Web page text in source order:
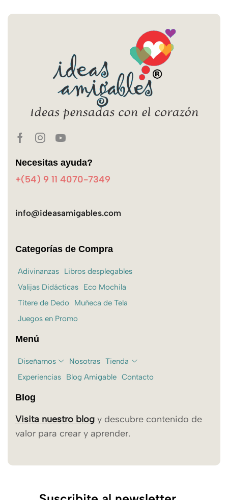
Necesitas ayuda?
+(54) 9 11 4070-7349
info@ideasamigables.com
Categorías de Compra
Adivinanzas
Libros desplegables
Valijas Didácticas
Eco Mochila
Titere de Dedo
Muñeca de Tela
Juegos en Promo
Menú
Diseñamos Nosotras Tienda
Experiencias
Blog Amigable Contacto
Blog
Visita nuestro blog y descubre contenido de
valor para crear y aprender.